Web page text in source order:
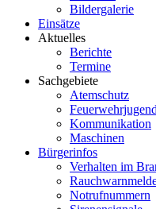
Bildergalerie
Einsätze
Aktuelles
Berichte
Termine
Sachgebiete
Atemschutz
Feuerwehrjugend
Kommunikation
Maschinen
Bürgerinfos
Verhalten im
Notrufnummern